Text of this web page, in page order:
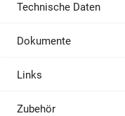
Technische Daten
Dokumente
Links
Zubehör